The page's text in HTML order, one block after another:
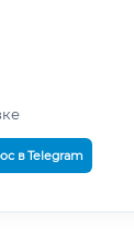
в Telegram